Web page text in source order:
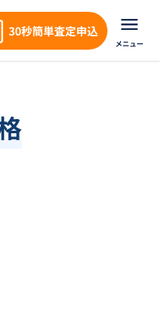
30秒簡単査定申込
メニュー